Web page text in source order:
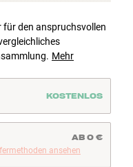
den anspruchsvollen
Mehr
KOSTENLOS
ansehen
AB 0 €